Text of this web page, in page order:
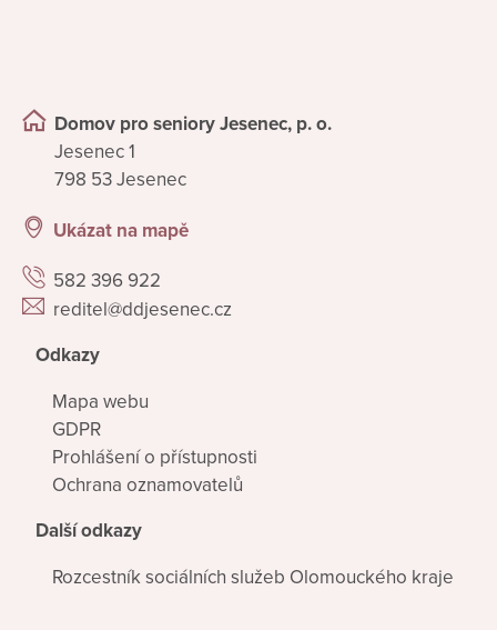
Domov pro seniory Jesenec, p. o.
Jesenec 1
798 53 Jesenec
Ukázat na mapě
582 396 922
reditel@ddjesenec.cz
Odkazy
Mapa webu
GDPR
Prohlášení o přístupnosti
Ochrana oznamovatelů
Další odkazy
Rozcestník sociálních služeb Olomouckého kraje